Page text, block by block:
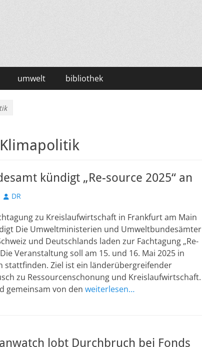
umwelt bibliothek
kündigt „Re-source 2025“ an
Autor
DR
zu Kreislaufwirtschaft in Frankfurt am Main
Die Umweltministerien und Umweltbundesämter
und Deutschlands laden zur Fachtagung „Re-
Veranstaltung soll am 15. und 16. Mai 2025 in
stattfinden. Ziel ist ein länderübergreifender
zu Ressourcenschonung und Kreislaufwirtschaft.
gemeinsam von den weiterlesen…
lobt Durchbruch bei Fonds